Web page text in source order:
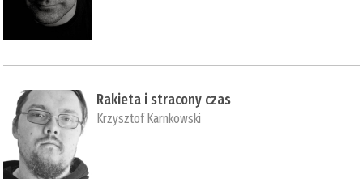
Rakieta i stracony czas
Krzysztof Karnkowski